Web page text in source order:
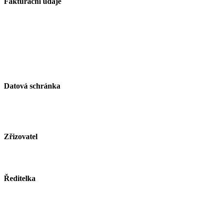
Datová schránka
Zřizovatel
Ředitelka